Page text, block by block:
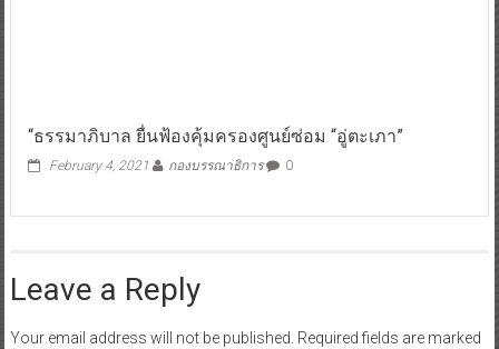
“ธรรมาภิบาล ยื่นฟ้องคุ้มครองศูนย์ซ่อม “อู่ตะเภา”
February 4, 2021 กองบรรณาธิการ 0
Leave a Reply
Your email address will not be published. Required fields are marked